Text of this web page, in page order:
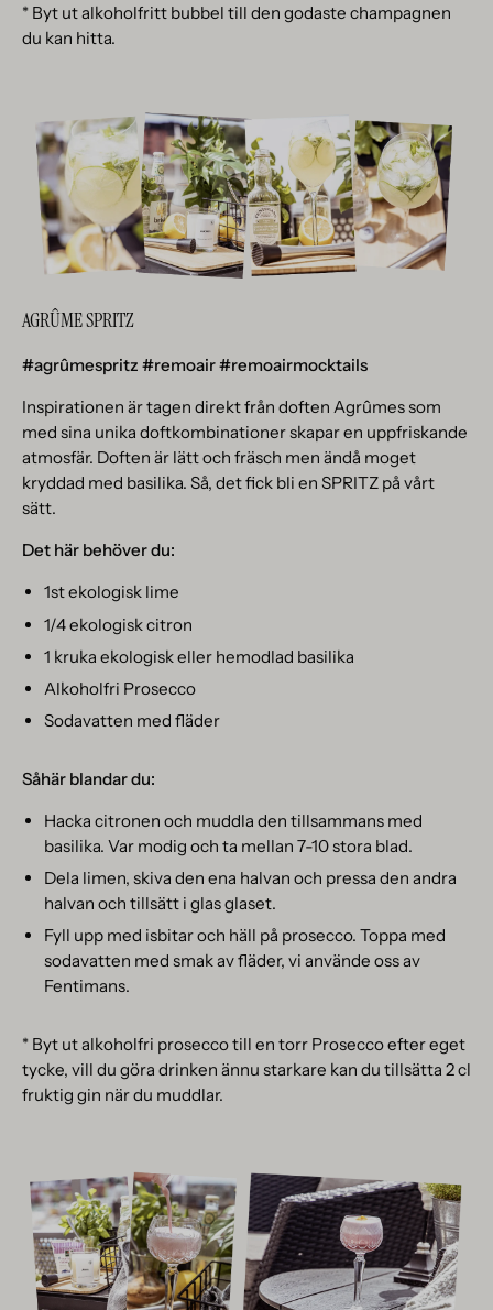
* Byt ut alkoholfritt bubbel till den godaste champagnen
du kan hitta.
AGRÛME SPRITZ
#agrûmespritz #remoair #remoairmocktails
Inspirationen är tagen direkt från doften Agrûmes som
med sina unika doftkombinationer skapar en uppfriskande
atmosfär. Doften är lätt och fräsch men ändå moget
kryddad med basilika. Så, det fick bli en SPRITZ på vårt
sätt.
Det här behöver du:
1st ekologisk lime
1/4 ekologisk citron
1 kruka ekologisk eller hemodlad basilika
Alkoholfri Prosecco
Sodavatten med fläder
Såhär blandar du:
Hacka citronen och muddla den tillsammans med
basilika. Var modig och ta mellan 7-10 stora blad.
Dela limen, skiva den ena halvan och pressa den andra
halvan och tillsätt i glas glaset.
Fyll upp med isbitar och häll på prosecco. Toppa med
sodavatten med smak av fläder, vi använde oss av
Fentimans.
* Byt ut alkoholfri prosecco till en torr Prosecco efter eget
tycke, vill du göra drinken ännu starkare kan du tillsätta 2 cl
fruktig gin när du muddlar.